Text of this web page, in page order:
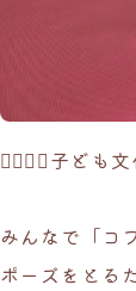
🧘🏻‍♀️✨子ども
みんなで「コ
ポーズをとる